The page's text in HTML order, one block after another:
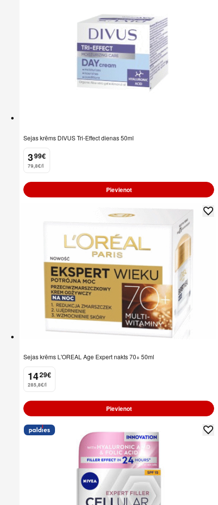
Sejas krēms DIVUS Tri-Effect dienas 50ml
3
. 99€
79,8€/l
Pievienot
Sejas krēms L'OREAL Age Expert nakts 70+ 50ml
14
. 29€
285,8€/l
Pievienot